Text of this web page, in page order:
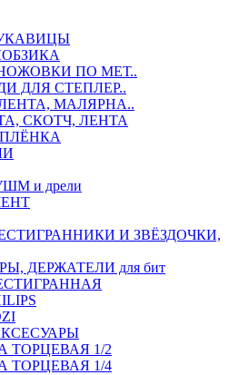
ПО МЕТ..
ДЛЯ СТЕПЛЕР..
МАЛЯРНА..
СКОТЧ, ЛЕНТА
и дрели
И ЗВЁЗДОЧКИ,
ДЕРЖАТЕЛИ для бит
ТОРЦЕВАЯ 1/2
ТОРЦЕВАЯ 1/4